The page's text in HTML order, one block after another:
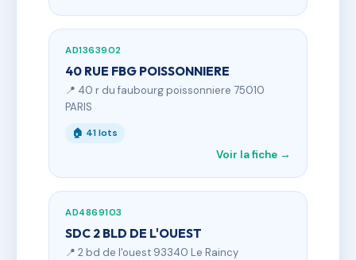
AD1363902
40 RUE FBG POISSONNIERE
📍 40 r du faubourg poissonniere 75010
PARIS
🏠 41 lots
Voir la fiche →
AD4869103
SDC 2 BLD DE L'OUEST
📍 2 bd de l'ouest 93340 Le Raincy